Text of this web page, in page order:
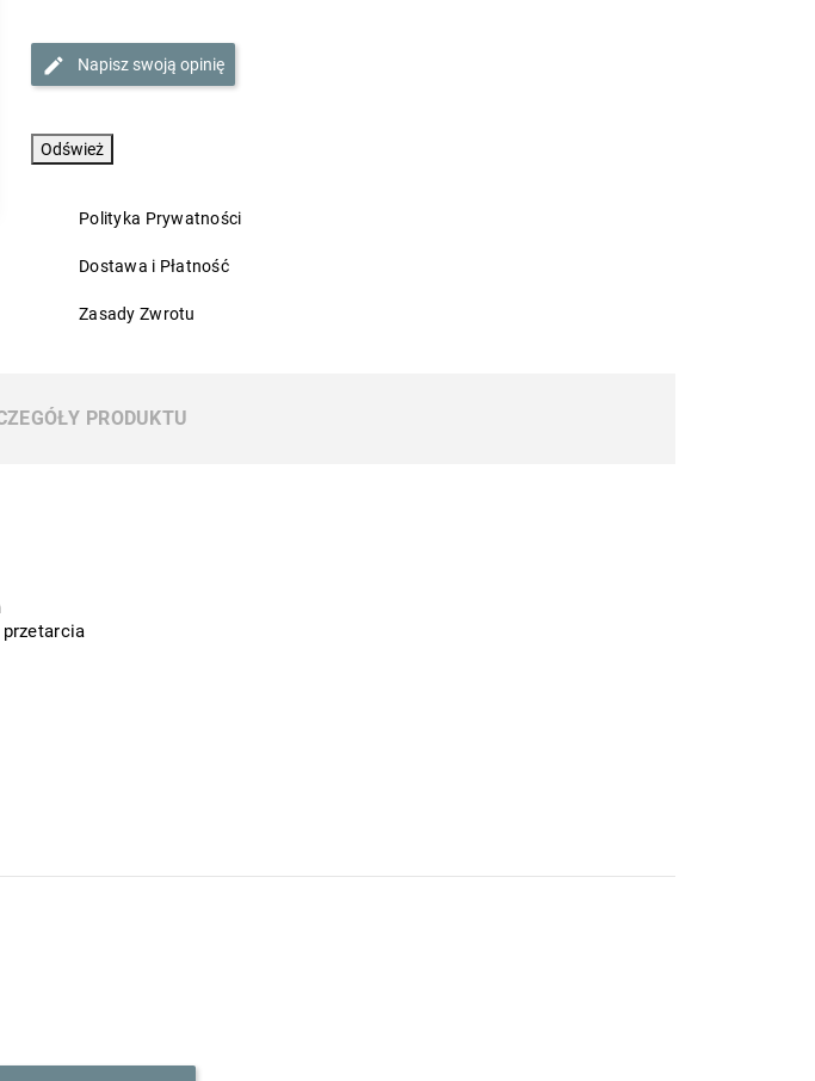
Napisz swoją opinię
Polityka Prywatności
Dostawa i Płatność
Zasady Zwrotu
PRODUKTU